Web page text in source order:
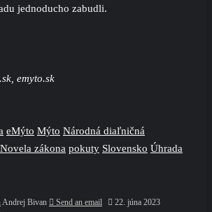
jednoducho zabudli.
emyto.sk
eMýto Mýto Národná diaľničná
Novela zákona pokuty Slovensko Úhrada
Andrej Bivan Send an email
22. júna 2023